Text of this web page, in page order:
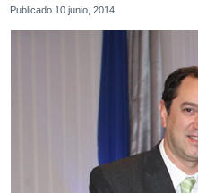
Publicado 10 junio, 2014